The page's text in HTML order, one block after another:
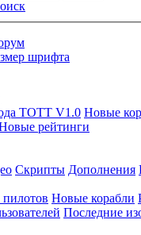
шрифта
ТОТТ V1.0 Новые
рейтинги
Скрипты Дополнения
Новые корабли
Последние